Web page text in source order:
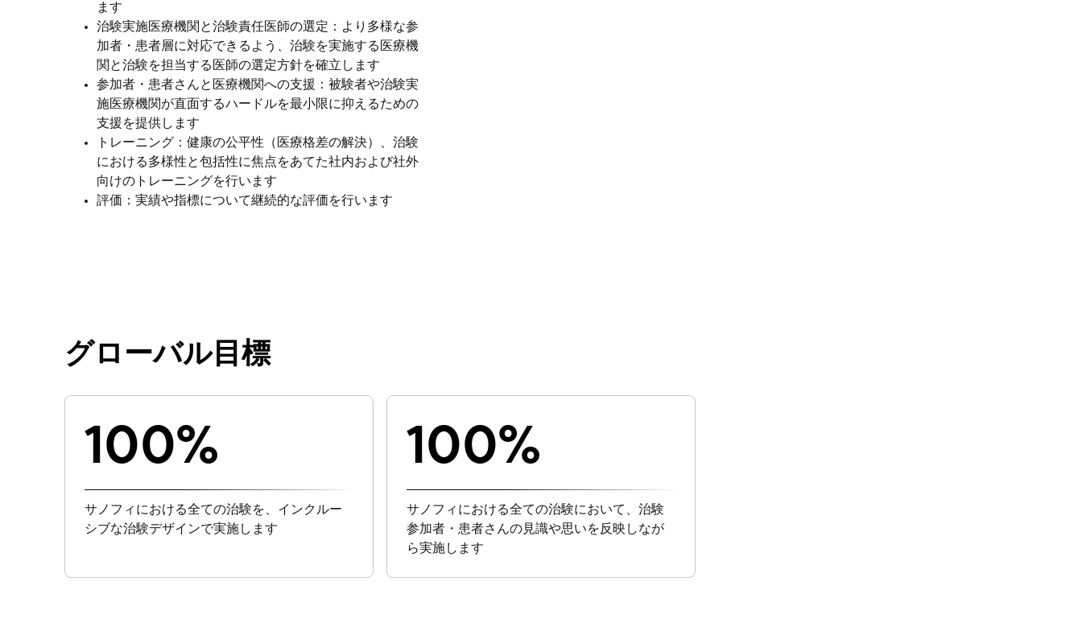
ます
治験実施医療機関と治験責任医師の選定：より多様な参
加者・患者層に対応できるよう、治験を実施する医療機
関と治験を担当する医師の選定方針を確立します
参加者・患者さんと医療機関への支援：被験者や治験実
施医療機関が直面するハードルを最小限に抑えるための
支援を提供します
トレーニング：健康の公平性（医療格差の解決）、治験
における多様性と包括性に焦点をあてた社内および社外
向けのトレーニングを行います
評価：実績や指標について継続的な評価を行います
グローバル目標
100%
サノフィにおける全ての治験を、インクルー
シブな治験デザインで実施します
100%
サノフィにおける全ての治験において、治験
参加者・患者さんの見識や思いを反映しなが
ら実施します